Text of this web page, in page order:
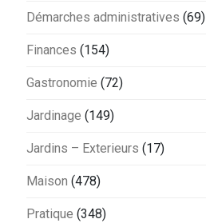
Démarches administratives (69)
Finances (154)
Gastronomie (72)
Jardinage (149)
Jardins – Exterieurs (17)
Maison (478)
Pratique (348)